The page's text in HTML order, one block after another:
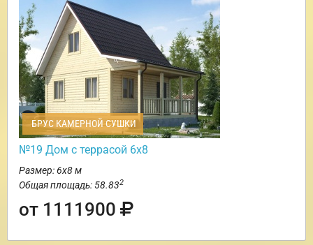
БРУС КАМЕРНОЙ СУШКИ
№19 Дом с террасой 6х8
Размер: 6х8 м
Общая площадь: 58.832
от 1111900